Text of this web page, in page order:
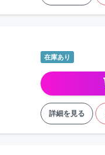
在庫あり
詳細を見る